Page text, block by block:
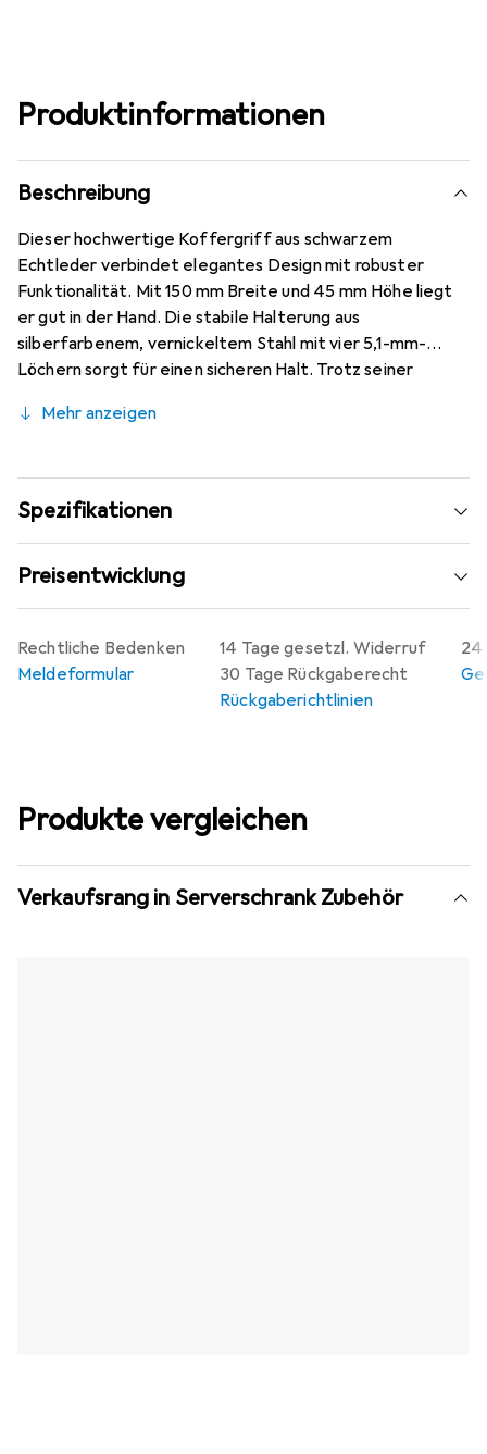
Produktinformationen
Beschreibung
Dieser hochwertige Koffergriff aus schwarzem
Echtleder verbindet elegantes Design mit robuster
Funktionalität. Mit 150 mm Breite und 45 mm Höhe liegt
er gut in der Hand. Die stabile Halterung aus
silberfarbenem, vernickeltem Stahl mit vier 5,1-mm-
Löchern sorgt für einen sicheren Halt. Trotz seiner
Koffer, Etuis oder Heimwerkerprojekte.
Mehr anzeigen
Spezifikationen
Preisentwicklung
14 Tage gesetzl. Widerruf
30 Tage Rückgaberecht
Rückgaberichtlinien
24
Rechtliche Bedenken
Meldeformular
Produkte vergleichen
Verkaufsrang in Serverschrank Zubehör